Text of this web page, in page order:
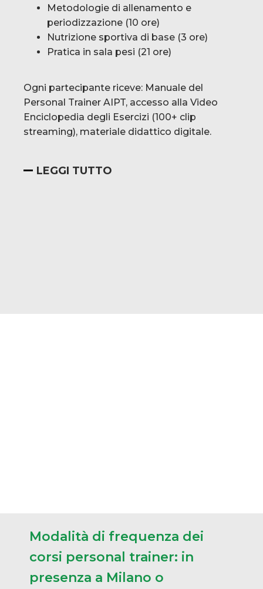
Metodologie di allenamento e
periodizzazione (10 ore)
Nutrizione sportiva di base (3 ore)
Pratica in sala pesi (21 ore)
Ogni partecipante riceve: Manuale del
Personal Trainer AIPT, accesso alla Video
Enciclopedia degli Esercizi (100+ clip
streaming), materiale didattico digitale.
LEGGI TUTTO
Modalità di frequenza dei
corsi personal trainer: in
presenza a Milano o